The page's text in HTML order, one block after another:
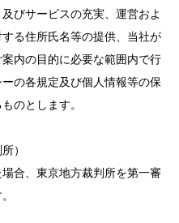
びサービスの充実、運営およ
る住所氏名等の提供、当社が
内の目的に必要な範囲内で行
の各規定及び個人情報等の保
のとします。
）
合、東京地方裁判所を第一審